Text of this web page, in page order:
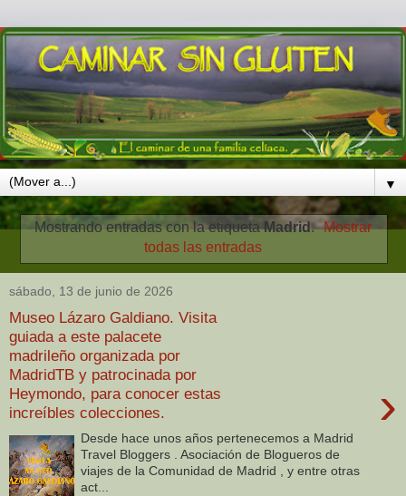
▼
Mostrando entradas con la etiquetaMadrid. Mostrar
todas las entradas
sábado, 13 de junio de 2026
Museo Lázaro Galdiano. Visita
guiada a este palacete
madrileño organizada por
MadridTB y patrocinada por
Heymondo, para conocer estas
increíbles colecciones.
›
Desde hace unos años pertenecemos a Madrid
Travel Bloggers . Asociación de Blogueros de
viajes de la Comunidad de Madrid , y entre otras
act...